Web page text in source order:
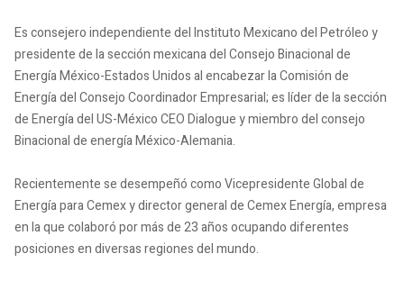
Es consejero independiente del Instituto Mexicano del Petróleo y
presidente de la sección mexicana del Consejo Binacional de
Energía México-Estados Unidos al encabezar la Comisión de
Energía del Consejo Coordinador Empresarial; es líder de la sección
de Energía del US-México CEO Dialogue y miembro del consejo
Binacional de energía México-Alemania.
Recientemente se desempeñó como Vicepresidente Global de
Energía para Cemex y director general de Cemex Energía, empresa
en la que colaboró por más de 23 años ocupando diferentes
posiciones en diversas regiones del mundo.